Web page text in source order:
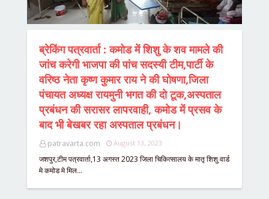
ब्रेकिंग पत्रवार्ता : कमोड में शिशु के शव मामले की
जांच करेगी भाजपा की पांच सदस्यी टीम,पार्टी के
वरिष्ठ नेता कृष्ण कुमार राय ने की घोषणा,जिला
पंचायत अध्यक्ष रायमुनी भगत की दो टूक,अस्पताल
प्रबंधन की सरासर लापरवाही, कमोड में प्रसव के
बाद भी बेखबर रहा अस्पताल प्रबंधन।
patravarta.com August 13, 2023
जशपुर,टीम पत्रवार्ता,13 अगस्त 2023 जिला चिकित्सालय के मातृ शिशु वार्ड
मे कमोड मे मिल…